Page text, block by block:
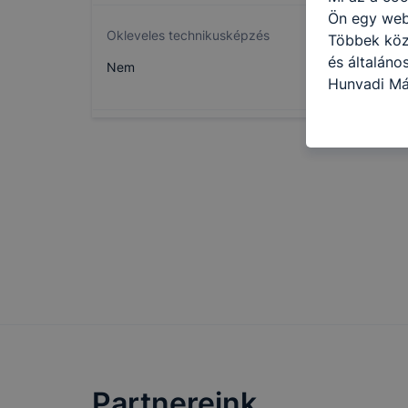
Okleveles technikusképzés
Nem
Ön egy
Többek
és
Hunyadi
cookie-
honlap